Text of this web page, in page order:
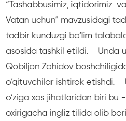
“Tashabbusimiz, iqtidorimiz
Vatan uchun” mavzusidagi
tadbir kunduzgi bo‘lim
asosida tashkil etildi. Unda
Qobiljon Zohidov
o‘qituvchilar ishtirok etishdi.
o‘ziga xos jihatlaridan biri bu
oxirigacha ingliz tilida olib